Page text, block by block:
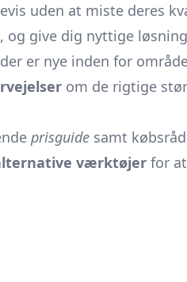
uden at miste deres
give dig nyttige
er nye inden for
om de rigtige
prisguide samt
værktøjer for